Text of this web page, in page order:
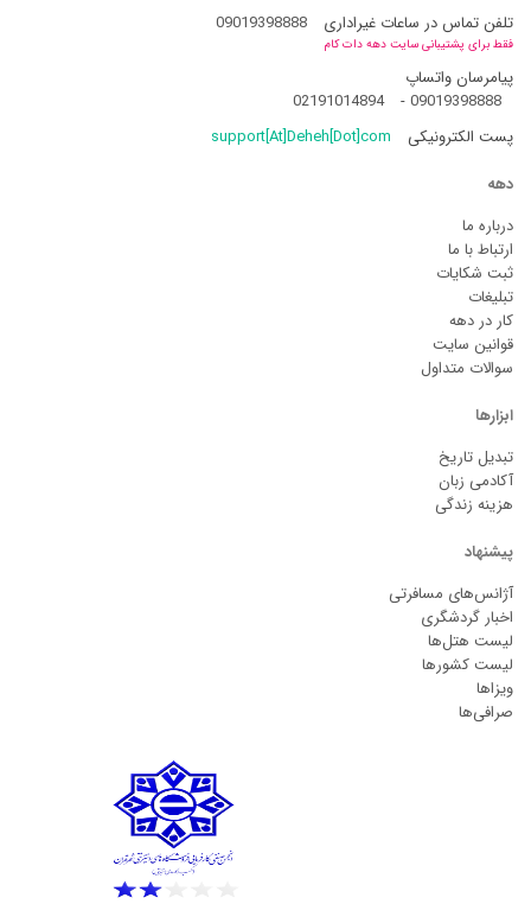
تلفن تماس در ساعات غیراداری 09019398888
فقط برای پشتیبانی سایت دهه دات کام
پیامرسان واتساپ
09019398888
-
02191014894
پست الکترونیکی
support[At]Deheh[Dot]com
دهه
درباره ما
ارتباط با ما
ثبت شکایات
تبلیغات
کار در دهه
قوانین سایت
سوالات متداول
ابزارها
تبدیل تاریخ
آکادمی زبان
هزینه زندگی
پیشنهاد
آژانس‌های مسافرتی
اخبار گردشگری
لیست هتل‌ها
لیست کشورها
ویزاها
صرافی‌ها